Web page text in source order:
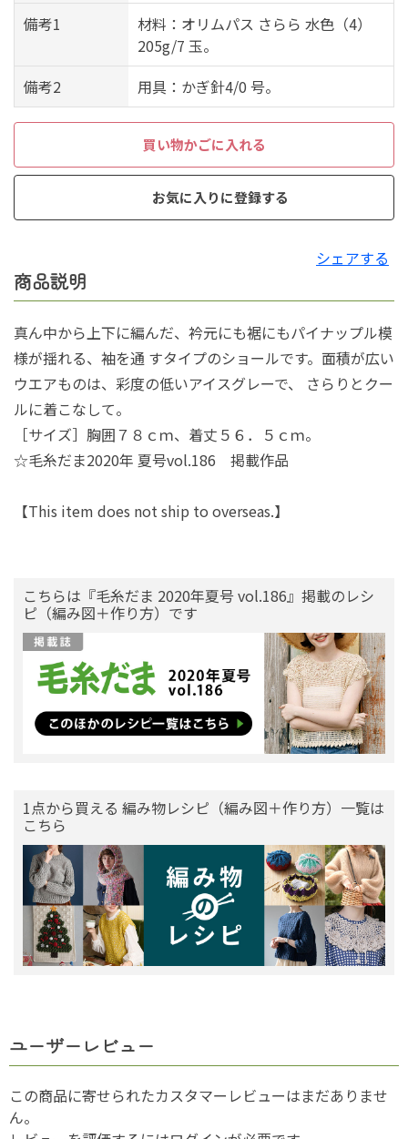
備考1
材料：オリムパス さらら 水色（4）
205g/7 玉。
備考2
用具：かぎ針4/0 号。
買い物かごに入れる
お気に入りに登録する
シェアする
商品説明
真ん中から上下に編んだ、衿元にも裾にもパイナップル模
様が揺れる、袖を通 すタイプのショールです。面積が広い
ウエアものは、彩度の低いアイスグレーで、 さらりとクー
ルに着こなして。
［サイズ］胸囲７８ｃｍ、着丈５６．５ｃｍ。
☆毛糸だま2020年 夏号vol.186 掲載作品
【This item does not ship to overseas.】
こちらは『毛糸だま 2020年夏号 vol.186』掲載のレシ
ピ（編み図＋作り方）です
1点から買える 編み物レシピ（編み図＋作り方）一覧は
こちら
ユーザーレビュー
この商品に寄せられたカスタマーレビューはまだありませ
ん。